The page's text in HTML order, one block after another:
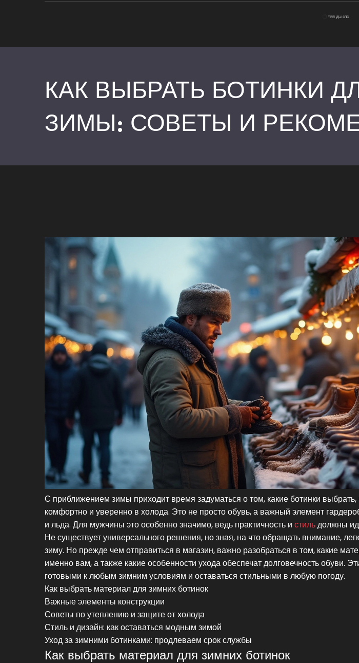
КАК ВЫБРАТЬ БОТИНКИ
ЗИМЫ: СОВЕТЫ И
С приближением зимы приходит время задуматься о том, какие ботинки выбрать,
комфортно и уверенно в холода. Это не просто обувь, а важный элемент
и льда. Для мужчины это особенно значимо, ведь практичность и стильдолжны
Не существует универсального решения, но зная, на что обращать внимание,
зиму. Но прежде чем отправиться в магазин, важно разобраться в том, какие
именно вам, а также какие особенности ухода обеспечат долговечность обуви.
готовыми к любым зимним условиям и оставаться стильными в любую погоду.
Как выбрать материал для зимних ботинок
Важные элементы конструкции
Советы по утеплению и защите от холода
Стиль и дизайн: как оставаться модным зимой
Уход за зимними ботинками: продлеваем срок службы
Как выбрать материал для зимних ботинок